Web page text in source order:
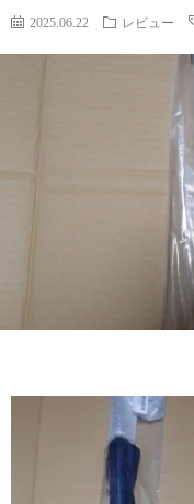
2025.06.22 レビュー